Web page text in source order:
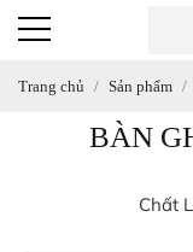
Trang chủ Sản phẩm
BÀN
Chất